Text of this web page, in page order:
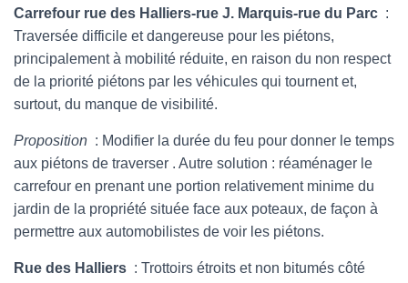
Carrefour rue des Halliers-rue J. Marquis-rue du Parc :
Traversée difficile et dangereuse pour les piétons,
principalement à mobilité réduite, en raison du non respect
de la priorité piétons par les véhicules qui tournent et,
surtout, du manque de visibilité.
Proposition : Modifier la durée du feu pour donner le temps
aux piétons de traverser . Autre solution : réaménager le
carrefour en prenant une portion relativement minime du
jardin de la propriété située face aux poteaux, de façon à
permettre aux automobilistes de voir les piétons.
Rue des Halliers : Trottoirs étroits et non bitumés côté